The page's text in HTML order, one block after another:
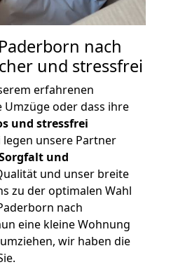
Paderborn nach
und stressfrei
erfahrenen
oder dass ihre
und stressfrei
unsere Partner
und
und unser breite
zu der optimalen Wahl
nach
eine kleine Wohnung
wir haben die